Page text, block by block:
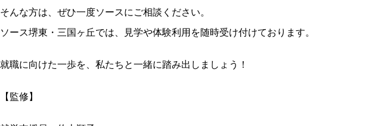
そんな方は、ぜひ一度ソースにご相談ください。
ソース堺東・三国ヶ丘では、見学や体験利用を随時受け付けております。
就職に向けた一歩を、私たちと一緒に踏み出しましょう！
【監修】